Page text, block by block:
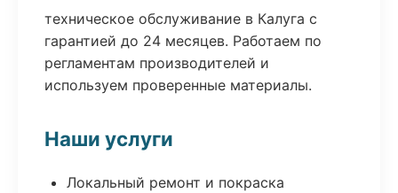
техническое обслуживание в Калуга с
гарантией до 24 месяцев. Работаем по
регламентам производителей и
используем проверенные материалы.
Наши услуги
Локальный ремонт и покраска